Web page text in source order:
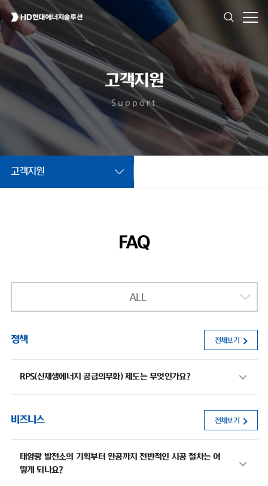
고객지원
Support
고객지원
FAQ
ALL
정책 전체보기
RPS(신재생에너지 공급의무화) 제도는 무엇인가요?
비즈니스 전체보기
태양광 발전소의 기획부터 완공까지 전반적인 시공 절차는 어
떻게 되나요?